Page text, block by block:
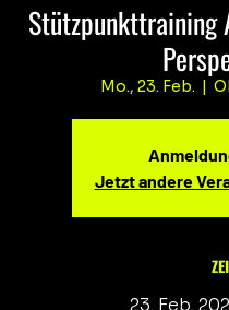
Stützpunkttraining
Mo., 23. Feb.
  |
Jetzt andere
23. Feb.